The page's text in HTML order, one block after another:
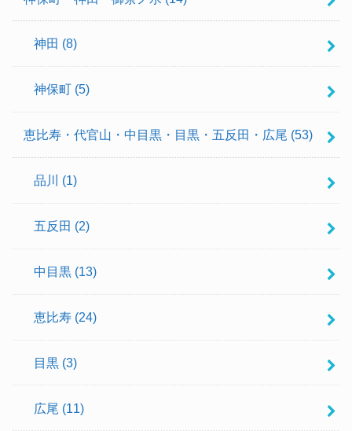
神田 (8)
神保町 (5)
恵比寿・代官山・中目黒・目黒・五反田・広尾 (53)
品川 (1)
五反田 (2)
中目黒 (13)
恵比寿 (24)
目黒 (3)
広尾 (11)